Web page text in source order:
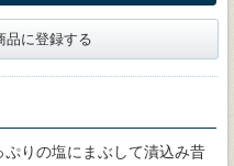
品に登録する
りの塩にまぶして漬込み昔